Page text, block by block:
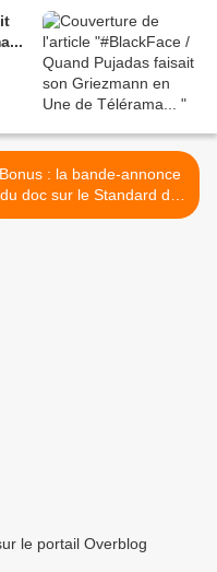
Bonus : la bande-annonce
du doc sur le Standard de
Liège >
le portail Overblog